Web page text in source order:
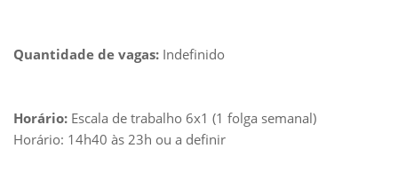
Quantidade de vagas: Indefinido
Horário: Escala de trabalho 6x1 (1 folga semanal)
Horário: 14h40 às 23h ou a definir